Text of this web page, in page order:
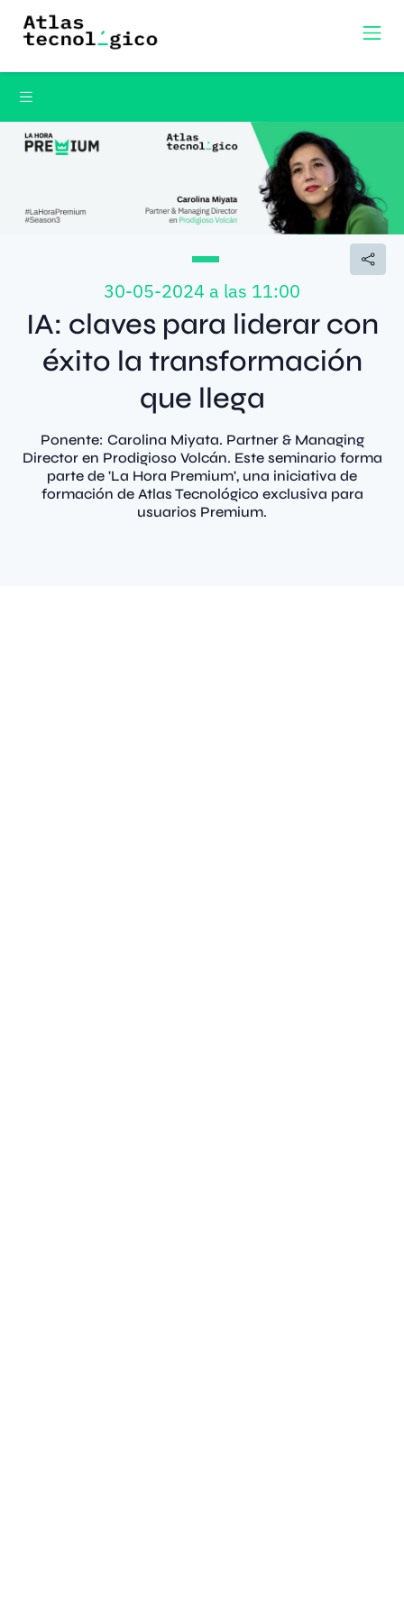
30-05-2024 a las 11:00
IA: claves para liderar con
éxito la transformación
que llega
Ponente: Carolina Miyata. Partner & Managing
Director en Prodigioso Volcán. Este seminario forma
parte de 'La Hora Premium', una iniciativa de
formación de Atlas Tecnológico exclusiva para
usuarios Premium.